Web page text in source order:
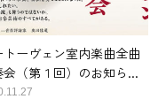
トーヴェン室内楽曲全曲
会（第１回）のお知ら...